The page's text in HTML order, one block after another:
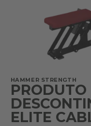
HAMMER STRENGTH
PRODUTO
ELITE